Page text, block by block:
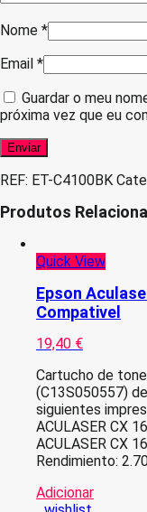
Nome *
Email *
Guardar o meu
próxima vez que eu
REF: ET-C4100BK
Produtos
Quick View
Epson
Compativel
19,40 €
Cartucho de
(C13S050557)
siguientes
ACULASER CX
ACULASER CX
Rendimiento:
Adicionar